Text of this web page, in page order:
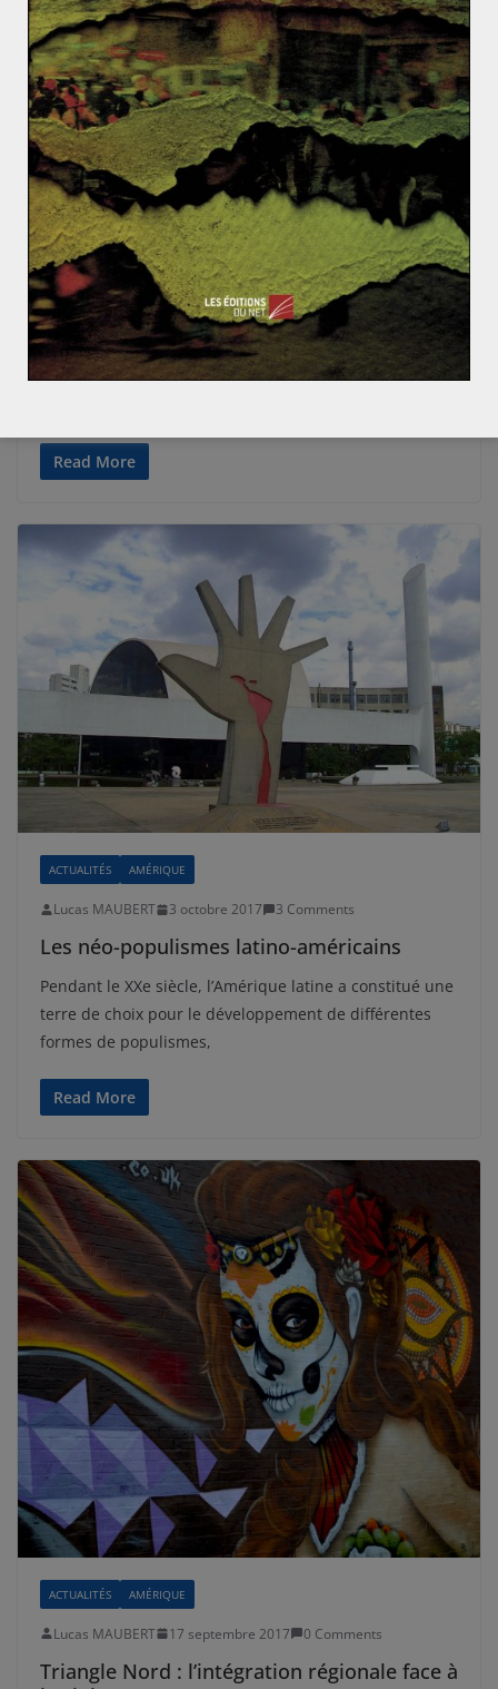
ACTUALITÉS AMÉRIQUE
Lucas MAUBERT 25 novembre 2017 0 Comments
Quel bilan pour Michelle Bachelet ?
Elle est indéniablement l’une des grandes figures du
Chili post-dictature. Michelle Bachelet vit pourtant ses
Read More
ACTUALITÉS AMÉRIQUE
Lucas MAUBERT 3 octobre 2017 3 Comments
Les néo-populismes latino-américains
Pendant le XXe siècle, l’Amérique latine a constitué une
terre de choix pour le développement de différentes
formes de populismes,
Read More
ACTUALITÉS AMÉRIQUE
Lucas MAUBERT 17 septembre 2017 0 Comments
Triangle Nord : l’intégration régionale face à